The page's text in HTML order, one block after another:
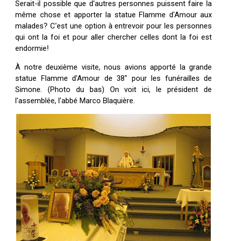
Serait-il possible que d'autres personnes puissent faire la
même chose et apporter la statue Flamme d'Amour aux
malades? C'est une option à entrevoir pour les personnes
qui ont la foi et pour aller chercher celles dont la foi est
endormie!
À notre deuxième visite, nous avions apporté la grande
statue Flamme d'Amour de 38" pour les funérailles de
Simone. (Photo du bas) On voit ici, le président de
l'assemblée, l'abbé Marco Blaquière.